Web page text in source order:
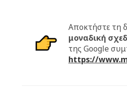
Αποκτήστε τη
μοναδική
της Google
https://